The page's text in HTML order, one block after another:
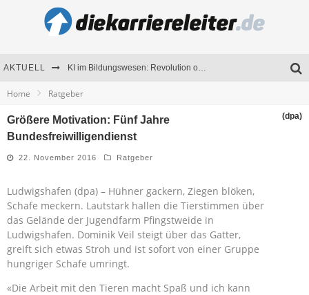
AKTUELL KI im Bildungswesen: Revolution oder Risiko für Schulen und Universitäten?
Home Ratgeber
Größere Motivation: Fünf Jahre
Bundesfreiwilligendienst
(dpa)
22. November 2016 Ratgeber
Ludwigshafen (dpa) – Hühner gackern, Ziegen blöken,
Schafe meckern. Lautstark hallen die Tierstimmen über
das Gelände der Jugendfarm Pfingstweide in
Ludwigshafen. Dominik Veil steigt über das Gatter,
greift sich etwas Stroh und ist sofort von einer Gruppe
hungriger Schafe umringt.
«Die Arbeit mit den Tieren macht Spaß und ich kann